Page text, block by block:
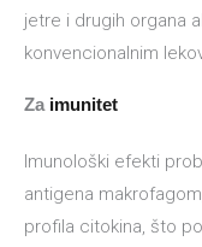
jetre i drugih organa
konvencionalnim
Za imunitet
Imunološki efekti
antigena
profila citokina, što